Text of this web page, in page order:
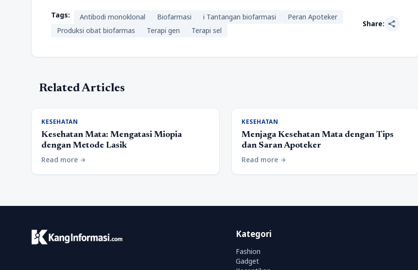
Tags: Antibodi monoklonal Biofarmasi i Tantangan biofarmasi
Peran Apoteker
Produksi obat biofarmas
Terapi gen Terapi sel
Share: share
Related Articles
KESEHATAN
Kesehatan Mata: Mengatasi Miopia
dengan Metode Lasik
Read more arrow_forward
KESEHATAN
Menjaga Kesehatan Mata dengan Tips
dan Saran Apoteker
Read more arrow_forward
Kategori
Fashion
Gadget